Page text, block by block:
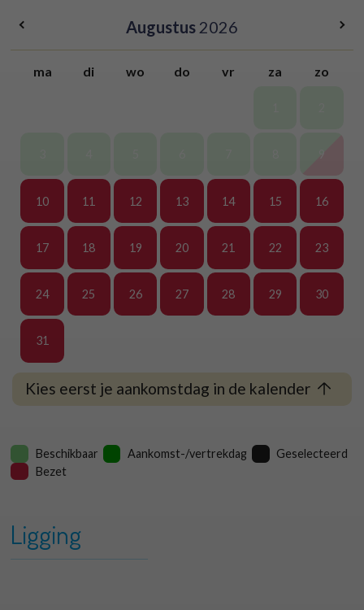
Augustus 2026
ma di wo do vr za zo
10 11 12 13 14 15 16
17 18 19 20 21 22 23
24 25 26 27 28 29 30
31
Kies eerst je aankomstdag in de kalender
Beschikbaar Aankomst-/vertrekdag
Geselecteerd
Bezet
Ligging